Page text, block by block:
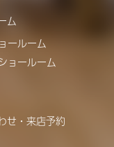
ム
ールーム
ョールーム
せ・来店予約